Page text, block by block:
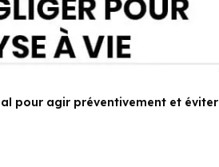
pour agir préventivement et éviter